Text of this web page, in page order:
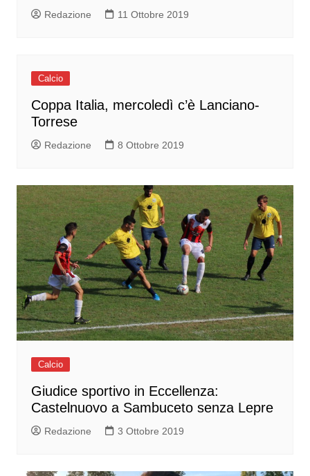
Redazione 11 Ottobre 2019
Calcio
Coppa Italia, mercoledì c’è Lanciano-
Torrese
Redazione 8 Ottobre 2019
Calcio
Giudice sportivo in Eccellenza:
Castelnuovo a Sambuceto senza Lepre
Redazione 3 Ottobre 2019